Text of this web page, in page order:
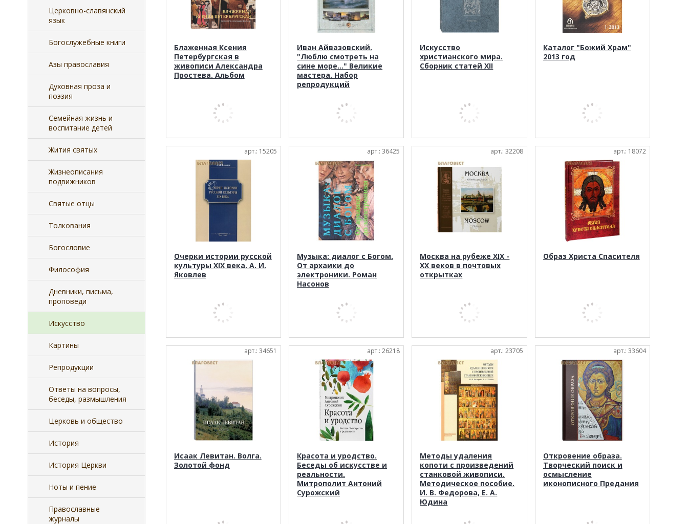
Церковно-славянский
язык
Богослужебные книги
Азы православия
Духовная проза и
поэзия
Семейная жизнь и
воспитание детей
Жития святых
Жизнеописания
подвижников
Святые отцы
Толкования
Богословие
Философия
Дневники, письма,
проповеди
Искусство
Картины
Репродукции
Ответы на вопросы,
беседы, размышления
Церковь и общество
История
История Церкви
Ноты и пение
Православные
журналы
Блаженная Ксения
Петербургская в
живописи Александра
Простева. Альбом
Иван Айвазовский.
"Люблю смотреть на
сине море..." Великие
мастера. Набор
репродукций
Искусство
христианского мира.
Сборник статей XII
Каталог "Божий Храм"
2013 год
арт.: 15205
Очерки истории русской
культуры XIX века. А. И.
Яковлев
арт.: 36425
Музыка: диалог с Богом.
От архаики до
электроники. Роман
Насонов
арт.: 32208
Москва на рубеже XIX -
XX веков в почтовых
открытках
арт.: 18072
Образ Христа Спасителя
арт.: 34651
Исаак Левитан. Волга.
Золотой фонд
арт.: 26218
Красота и уродство.
Беседы об искусстве и
реальности.
Митрополит Антоний
Сурожский
арт.: 23705
Методы удаления
копоти с произведений
станковой живописи.
Методическое пособие.
И. В. Федорова, Е. А.
Юдина
арт.: 33604
Откровение образа.
Творческий поиск и
осмысление
иконописного Предания